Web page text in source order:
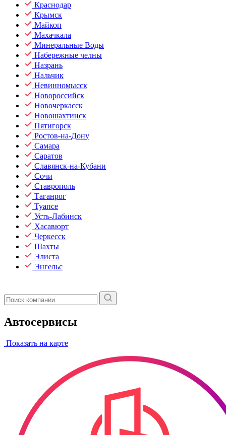
Краснодар
Крымск
Майкоп
Махачкала
Минеральные Воды
Набережные челны
Назрань
Нальчик
Невинномысск
Новороссийск
Новочеркасск
Новошахтинск
Пятигорск
Ростов-на-Дону
Самара
Саратов
Славянск-на-Кубани
Сочи
Ставрополь
Таганрог
Туапсе
Усть-Лабинск
Хасавюрт
Черкесск
Шахты
Элиста
Энгельс
Автосервисы
Показать на карте